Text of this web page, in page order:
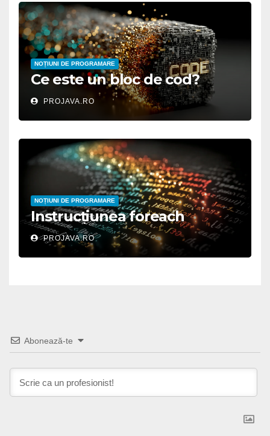
NOȚIUNI DE PROGRAMARE
Ce este un bloc de cod?
PROJAVA.RO
NOȚIUNI DE PROGRAMARE
Instrucțiunea foreach
PROJAVA.RO
Abonează-te